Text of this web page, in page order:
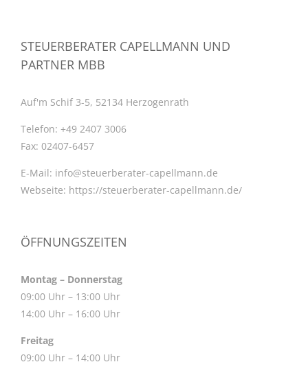
STEUERBERATER CAPELLMANN UND
PARTNER MBB
Auf'm Schif 3-5, 52134 Herzogenrath
Telefon: +49 2407 3006
Fax: 02407-6457
E-Mail: info@steuerberater-capellmann.de
Webseite: https://steuerberater-capellmann.de/
ÖFFNUNGSZEITEN
Montag – Donnerstag
09:00 Uhr – 13:00 Uhr
14:00 Uhr – 16:00 Uhr
Freitag
09:00 Uhr – 14:00 Uhr